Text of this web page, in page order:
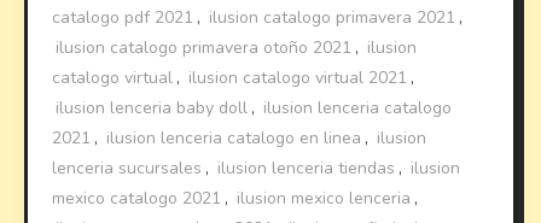
catalogo pdf 2021 , ilusion catalogo primavera 2021 ,
ilusion catalogo primavera otoño 2021 , ilusion
catalogo virtual , ilusion catalogo virtual 2021 ,
ilusion lenceria baby doll , ilusion lenceria catalogo
2021 , ilusion lenceria catalogo en linea , ilusion
lenceria sucursales , ilusion lenceria tiendas , ilusion
mexico catalogo 2021 , ilusion mexico lenceria ,